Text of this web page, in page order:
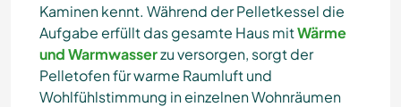
Kaminen kennt. Während der Pelletkessel die
Aufgabe erfüllt das gesamte Haus mitWärme
und Warmwasserzu versorgen, sorgt der
Pelletofen für warme Raumluft und
Wohlfühlstimmung in einzelnen Wohnräumen